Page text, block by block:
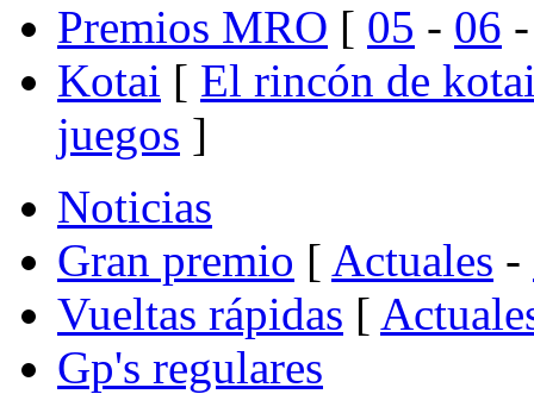
Premios MRO [ 05 - 06
Kotai [ El rincón de
juegos ]
Noticias
Gran premio [ Actuales -
Vueltas rápidas [
Gp's regulares